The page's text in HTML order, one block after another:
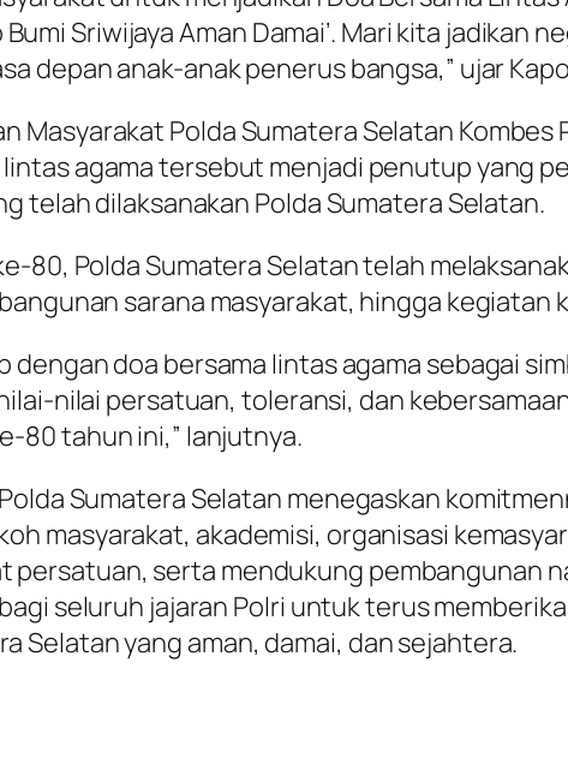
Sriwijaya Aman Damai’. Mari kita jadikan
depan anak-anak penerus bangsa,” ujar
Masyarakat Polda Sumatera Selatan Kombes
agama tersebut menjadi penutup yang
telah dilaksanakan Polda Sumatera Selatan.
80, Polda Sumatera Selatan telah
sarana masyarakat, hingga kegiatan
doa bersama lintas agama sebagai
nilai persatuan, toleransi, dan
80 tahun ini,” lanjutnya.
Sumatera Selatan menegaskan
masyarakat, akademisi, organisasi
persatuan, serta mendukung pembangunan
seluruh jajaran Polri untuk terus
Selatan yang aman, damai, dan sejahtera.